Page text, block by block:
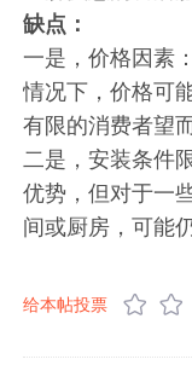
缺点：
一是，价格因素
情况下，价格可
有限的消费者望
二是，安装条件
优势，但对于一
间或厨房，可能
给本帖投票